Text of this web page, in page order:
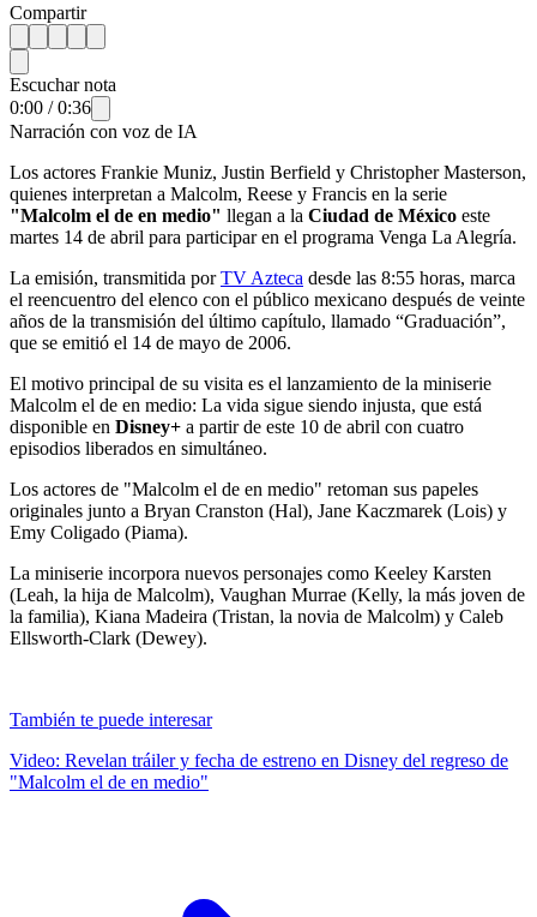
Compartir
Escuchar nota
0:00 /0:36
Narración con voz de IA
Los actores Frankie Muniz, Justin Berfield y Christopher Masterson,
quienes interpretan a Malcolm, Reese y Francis en la serie
"Malcolm el de en medio" llegan a la Ciudad de México este
martes 14 de abril para participar en el programa Venga La Alegría.
La emisión, transmitida porTV Azteca desde las 8:55 horas, marca
el reencuentro del elenco con el público mexicano después de veinte
años de la transmisión del último capítulo, llamado “Graduación”,
que se emitió el 14 de mayo de 2006.
El motivo principal de su visita es el lanzamiento de la miniserie
Malcolm el de en medio: La vida sigue siendo injusta, que está
disponible en Disney+ a partir de este 10 de abril con cuatro
episodios liberados en simultáneo.
Los actores de "Malcolm el de en medio" retoman sus papeles
originales junto a Bryan Cranston (Hal), Jane Kaczmarek (Lois) y
Emy Coligado (Piama).
La miniserie incorpora nuevos personajes como Keeley Karsten
(Leah, la hija de Malcolm), Vaughan Murrae (Kelly, la más joven de
la familia), Kiana Madeira (Tristan, la novia de Malcolm) y Caleb
Ellsworth-Clark (Dewey).
También te puede interesar
Video: Revelan tráiler y fecha de estreno en Disney del regreso de
"Malcolm el de en medio"